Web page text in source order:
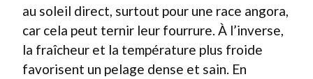
au soleil direct, surtout pour une race angora,
car cela peut ternir leur fourrure. À l’inverse,
la fraîcheur et la température plus froide
favorisent un pelage dense et sain. En